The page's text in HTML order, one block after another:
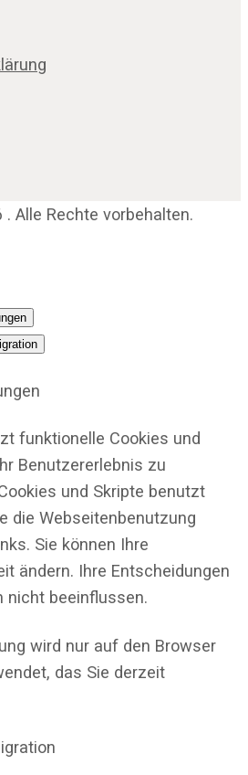
Alle Rechte vorbehalten.
funktionelle Cookies und
Benutzererlebnis zu
und Skripte benutzt
die Webseitenbenutzung
Sie können Ihre
ändern. Ihre Entscheidungen
nicht beeinflussen.
wird nur auf den Browser
das Sie derzeit